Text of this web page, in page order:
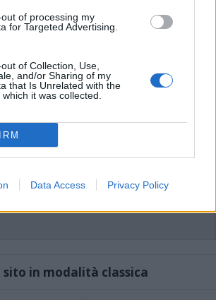
of processing my
for Targeted Advertising.
of Collection, Use,
and/or Sharing of my
that Is Unrelated with the
it was collected.
Data Access Privacy Policy
sito in modalità classica